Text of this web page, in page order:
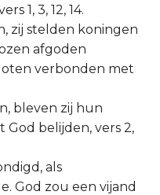
1, 3, 12, 14.
zij stelden koningen
afgoden
verbonden met
bleven zij hun
belijden, vers 2,
als
God zou een vijand